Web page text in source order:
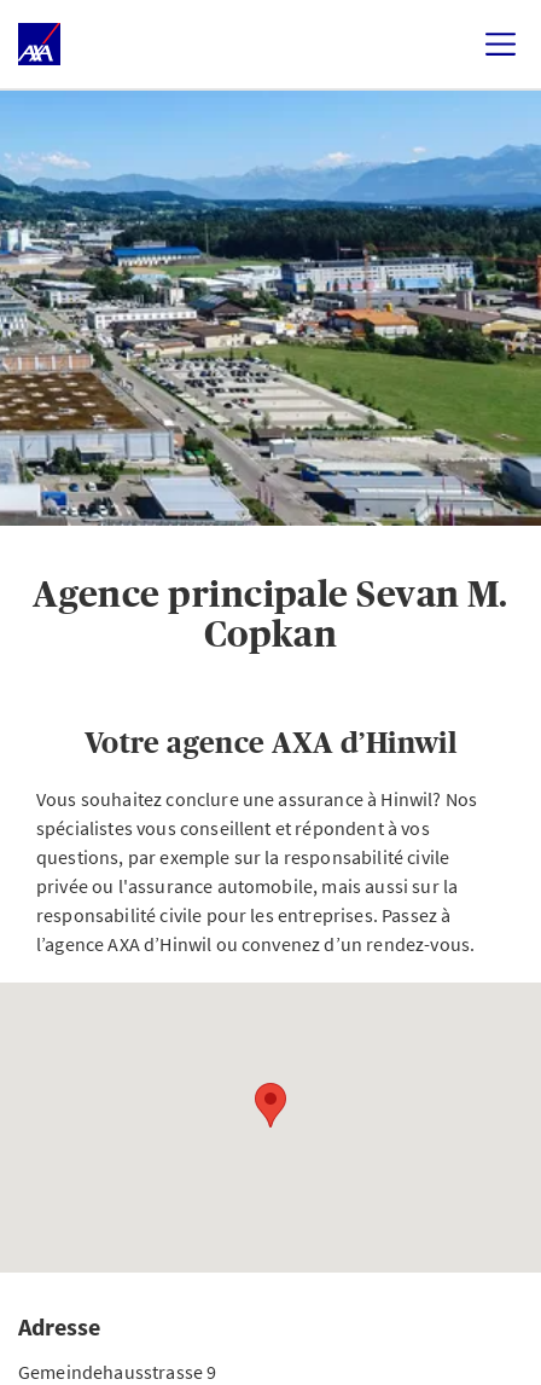
Agence principale Sevan M.
Copkan
Votre agence AXA d’Hinwil
Vous souhaitez conclure une assurance à Hinwil? Nos
spécialistes vous conseillent et répondent à vos
questions, par exemple sur la responsabilité civile
privée ou l'assurance automobile, mais aussi sur la
responsabilité civile pour les entreprises. Passez à
l’agence AXA d’Hinwil ou convenez d’un rendez-vous.
Adresse
Gemeindehausstrasse 9